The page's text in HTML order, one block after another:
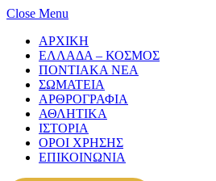
Close Menu
ΑΡΧΙΚΗ
ΕΛΛΑΔΑ – ΚΟΣΜΟΣ
ΠΟΝΤΙΑΚΑ ΝΕΑ
ΣΩΜΑΤΕΙΑ
ΑΡΘΡΟΓΡΑΦΙΑ
ΑΘΛΗΤΙΚΑ
ΙΣΤΟΡΙΑ
ΟΡΟΙ ΧΡΗΣΗΣ
ΕΠΙΚΟΙΝΩΝΙΑ